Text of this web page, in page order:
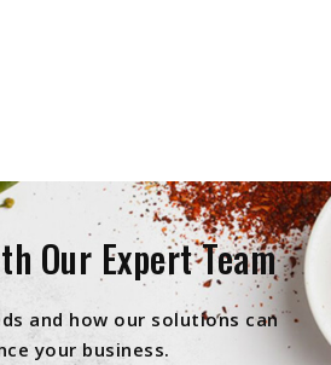
Our Expert Team
and how our solutions can
your business.